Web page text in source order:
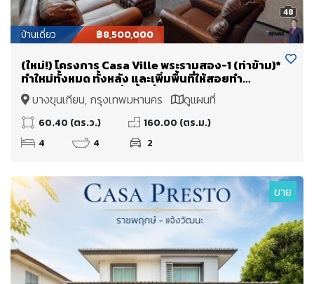
48
บ้านเดี่ยว ฿8,500,000
(ใหม่!) โครงการ Casa Ville พระรามสอง-1 (ท่าข้าม)*
ทำใหม่ทั้งหมด ทั้งหลัง และเพิ่มพื้นที่ให้สอยทำ
Double Volume เพิ่มพื้นที่ใช้สอย + จาก 160 ตร.ม.
(+80 เป็นเกือบ 240 ตร.ม.)
บางขุนเทียน, กรุงเทพมหานคร ดูแผนที่
60.40 (ตร.ว.)
160.00 (ตร.ม.)
4
4 2
ขาย